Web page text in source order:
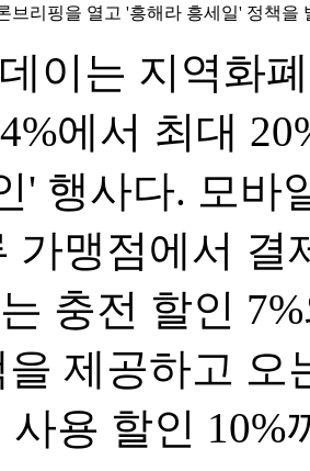
브리핑을 열고 '흥해라 흥세일' 정책을
이는 지역화
에서 최대
' 행사다. 모바
가맹점에서 결
충전 할인
제공하고 오
사용 할인